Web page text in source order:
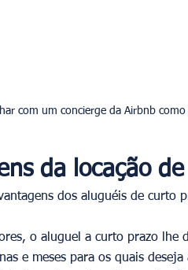
com um concierge da Airbnb
da locação
dos aluguéis de curto
o aluguel a curto prazo
e meses para os quais